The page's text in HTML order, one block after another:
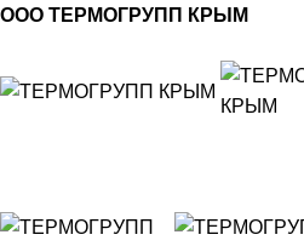
ООО ТЕРМОГРУПП КРЫМ